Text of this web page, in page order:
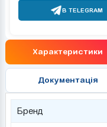
В TELEGRAM
Характеристики
Документація
Бренд